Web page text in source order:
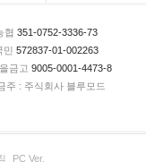
협 351-0752-3336-73
민 572837-01-002263
금고 9005-0001-4473-8
주 : 주식회사 블루모드
PC Ver.